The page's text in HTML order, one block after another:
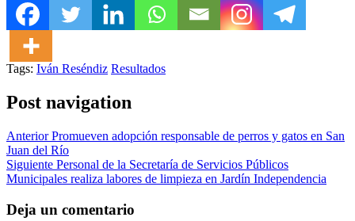
Tags: Iván Reséndiz Resultados
Post navigation
AnteriorPromueven adopción responsable de perros y gatos en San
Juan del Río
Siguiente Personal de la Secretaría de Servicios Públicos
Municipales realiza labores de limpieza en Jardín Independencia
Deja un comentario